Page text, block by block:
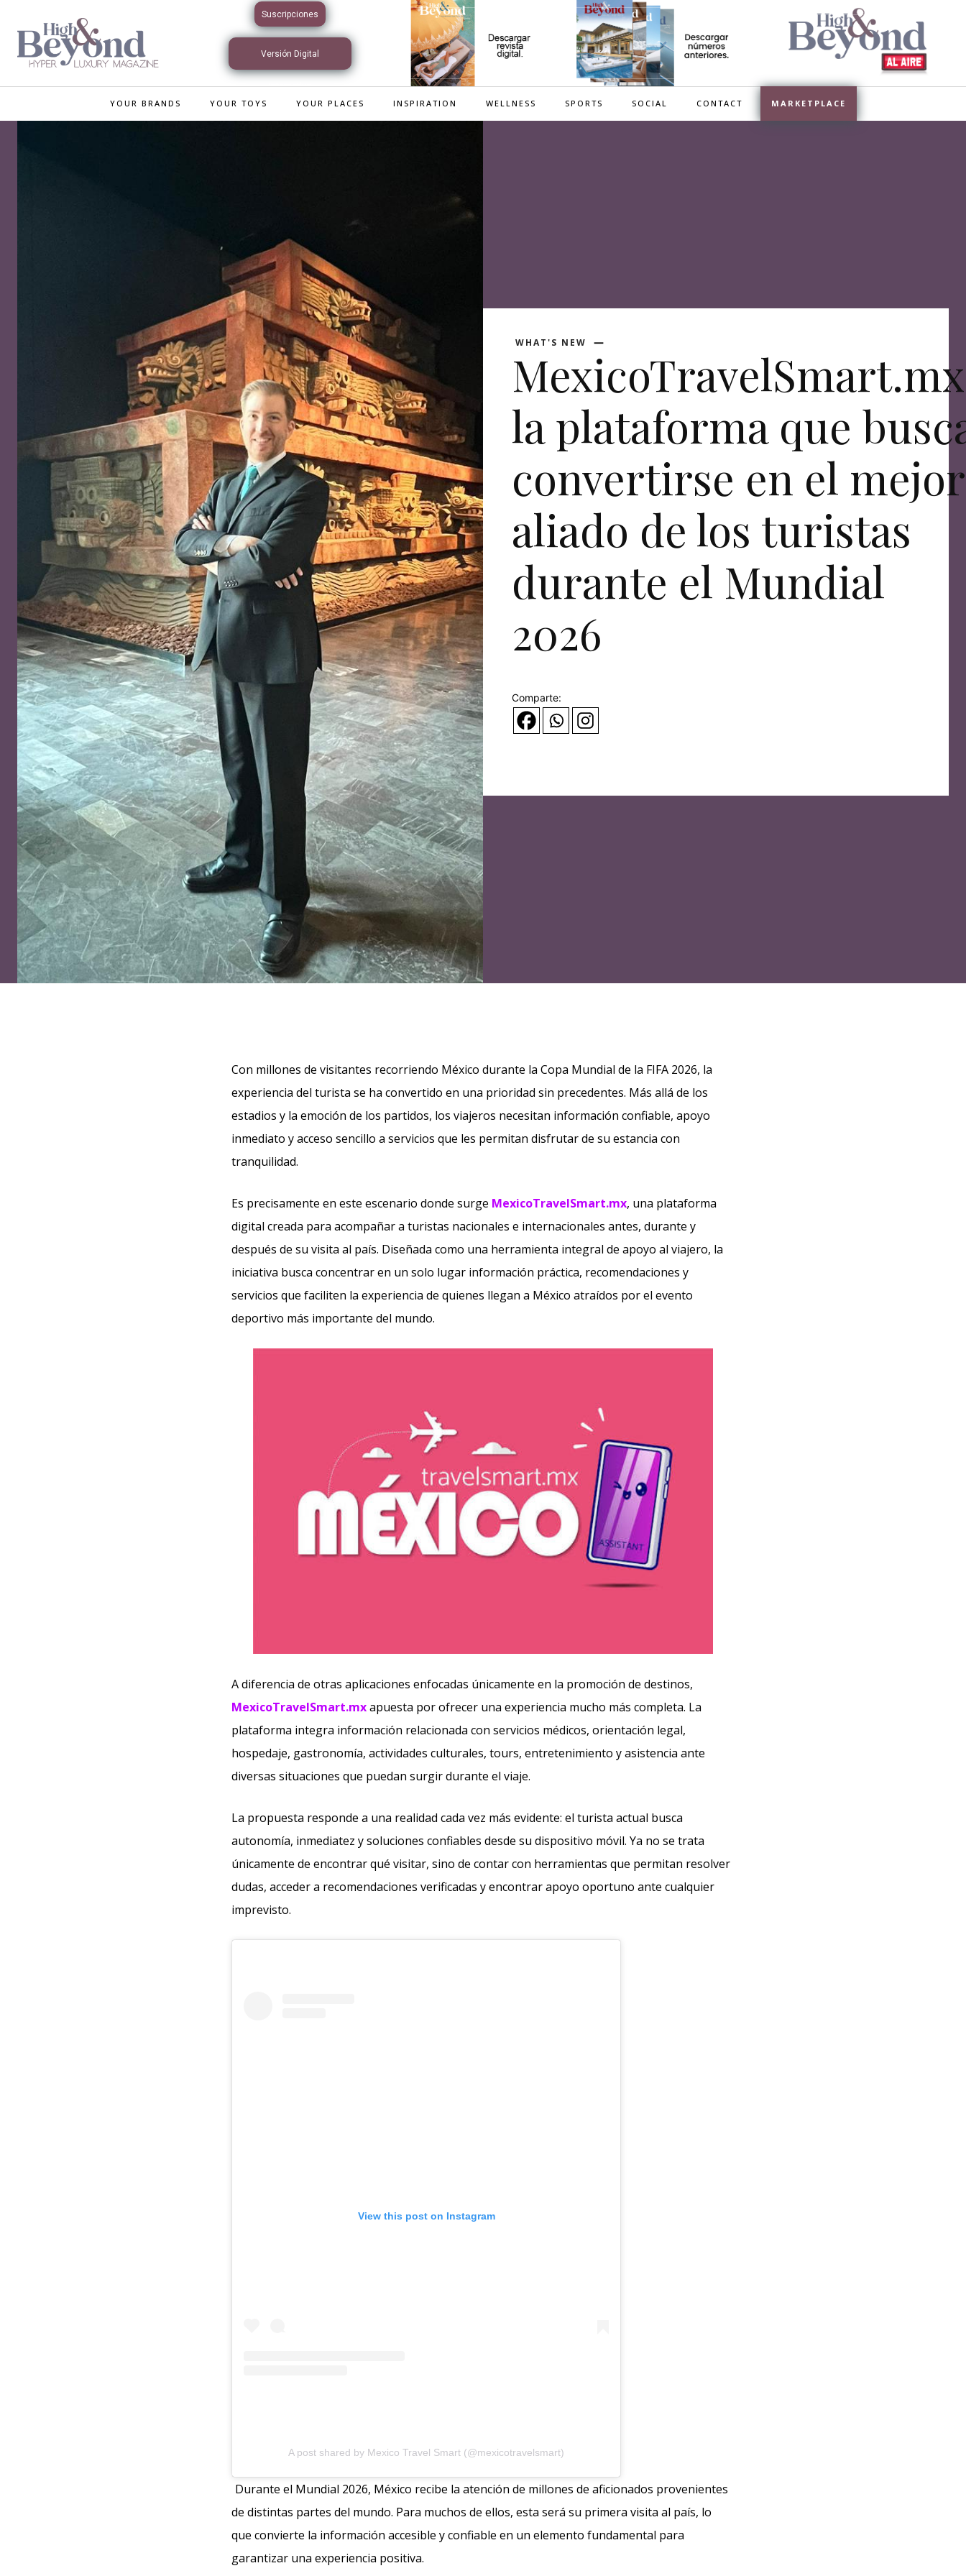
Suscripciones
Versión Digital
Interactiva
YOUR BRANDS YOUR TOYS YOUR PLACES INSPIRATION WELLNESS SPORTS SOCIAL CONTACT MARKETPLACE
WHAT'S NEW
la plataforma que
convertirse en el mejor
aliado de los turistas
durante el Mundial
2026
Comparte:
Con millones de visitantes recorriendo México durante la Copa Mundial de la FIFA 2026, la
experiencia del turista se ha convertido en una prioridad sin precedentes. Más allá de los
estadios y la emoción de los partidos, los viajeros necesitan información confiable, apoyo
inmediato y acceso sencillo a servicios que les permitan disfrutar de su estancia con
tranquilidad.
Es precisamente en este escenario donde surge MexicoTravelSmart.mx, una plataforma
digital creada para acompañar a turistas nacionales e internacionales antes, durante y
después de su visita al país. Diseñada como una herramienta integral de apoyo al viajero, la
iniciativa busca concentrar en un solo lugar información práctica, recomendaciones y
servicios que faciliten la experiencia de quienes llegan a México atraídos por el evento
deportivo más importante del mundo.
A diferencia de otras aplicaciones enfocadas únicamente en la promoción de destinos,
MexicoTravelSmart.mxapuesta por ofrecer una experiencia mucho más completa. La
plataforma integra información relacionada con servicios médicos, orientación legal,
hospedaje, gastronomía, actividades culturales, tours, entretenimiento y asistencia ante
diversas situaciones que puedan surgir durante el viaje.
La propuesta responde a una realidad cada vez más evidente: el turista actual busca
autonomía, inmediatez y soluciones confiables desde su dispositivo móvil. Ya no se trata
únicamente de encontrar qué visitar, sino de contar con herramientas que permitan resolver
dudas, acceder a recomendaciones verificadas y encontrar apoyo oportuno ante cualquier
imprevisto.
View this post on Instagram
A post shared by Mexico Travel Smart (@mexicotravelsmart)
Durante el Mundial 2026, México recibe la atención de millones de aficionados provenientes
de distintas partes del mundo. Para muchos de ellos, esta será su primera visita al país, lo
que convierte la información accesible y confiable en un elemento fundamental para
garantizar una experiencia positiva.